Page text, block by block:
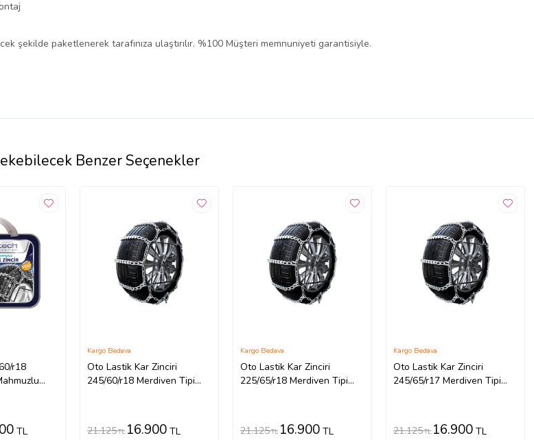
şekilde paketlenerek tarafınıza ulaştırılır. %100 Müşteri memnuniyeti garantisiyle.
Benzer Seçenekler
r18
TL
Oto Lastik Kar Zinciri
245/60/r18 Merdiven Tipi
Kargo Bedava
21.125TL 16.900 TL
Oto Lastik Kar Zinciri
225/65/r18 Merdiven Tipi
Kargo Bedava
21.125TL 16.900 TL
Oto Lastik Kar Zinciri
245/65/r17 Merdiven Tipi
Kargo Bedava
21.125TL 16.900 TL